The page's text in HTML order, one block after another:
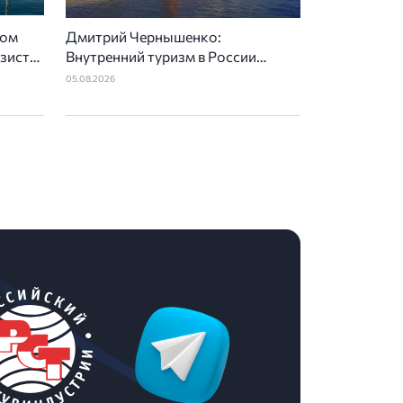
Дмитрий Чернышенко:
Внутренний туризм в России
вырос на 4,3%, въездной — на
05.08.2026